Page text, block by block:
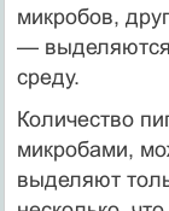
микробов,
—
среду.
Количество
микробами,
выделяют